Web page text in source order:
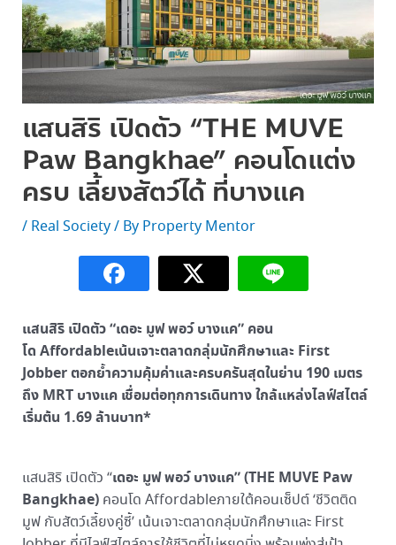
แสนสิริ เปิดตัว “THE MUVE
Paw Bangkhae” คอนโดแต่ง
ครบ เลี้ยงสัตว์ได้ ที่บางแค
/ Real Society/ By Property Mentor
แสนสิริ เปิดตัว “เดอะ มูฟ พอว์ บางแค” คอน
โด Affordableเน้นเจาะตลาดกลุ่มนักศึกษาและ First
Jobber ตอกย้ำความคุ้มค่าและครบครันสุดในย่าน 190 เมตร
ถึง MRT บางแค เชื่อมต่อทุกการเดินทาง ใกล้แหล่งไลฟ์สไตล์
เริ่มต้น 1.69 ล้านบาท*
แสนสิริ เปิดตัว “เดอะ มูฟ พอว์ บางแค” (THE MUVE Paw
Bangkhae) คอนโด Affordableภายใต้คอนเซ็ปต์ ‘ชีวิตติด
มูฟ กับสัตว์เลี้ยงคู่ซี้’ เน้นเจาะตลาดกลุ่มนักศึกษาและ First